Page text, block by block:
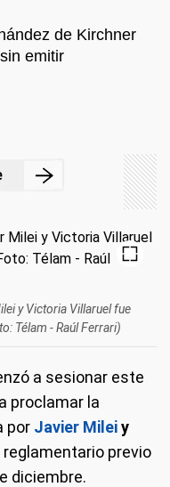
de Kirchner
emitir
y Victoria Villaruel fue
Télam - Raúl Ferrari)
a sesionar este
proclamar la
por Javier Mileiy
reglamentario previo
diciembre.